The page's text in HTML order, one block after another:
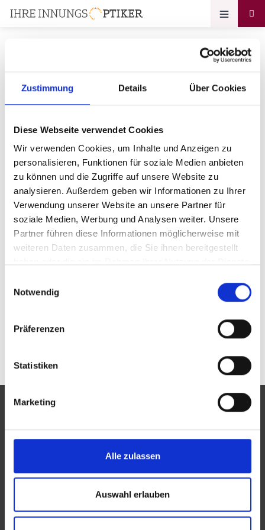
Zustimmung Details Über Cookies
Diese Webseite verwendet Cookies
Wir verwenden Cookies, um Inhalte und Anzeigen zu
personalisieren, Funktionen für soziale Medien anbieten
zu können und die Zugriffe auf unsere Website zu
analysieren. Außerdem geben wir Informationen zu Ihrer
Verwendung unserer Website an unsere Partner für
soziale Medien, Werbung und Analysen weiter. Unsere
Partner führen diese Informationen möglicherweise mit
weiteren Daten zusammen, die Sie ihnen bereitgestellt
Notwendig
Präferenzen
Statistiken
Marketing
Alle zulassen
Auswahl erlauben
Ihr Zugang zum
Brillen Edelmann GbR
Bitte geben Sie Ihr Passwort ein:
allgemeinen Suche.
Eine Aktion des Zentralverbandes der Augenoptiker und
Der ZVA ist ein Bundesinnungsverband, seine Mitglieder
sind die Landesinnungsverbände und Landesinnungen
des Augenoptikerhandwerks.